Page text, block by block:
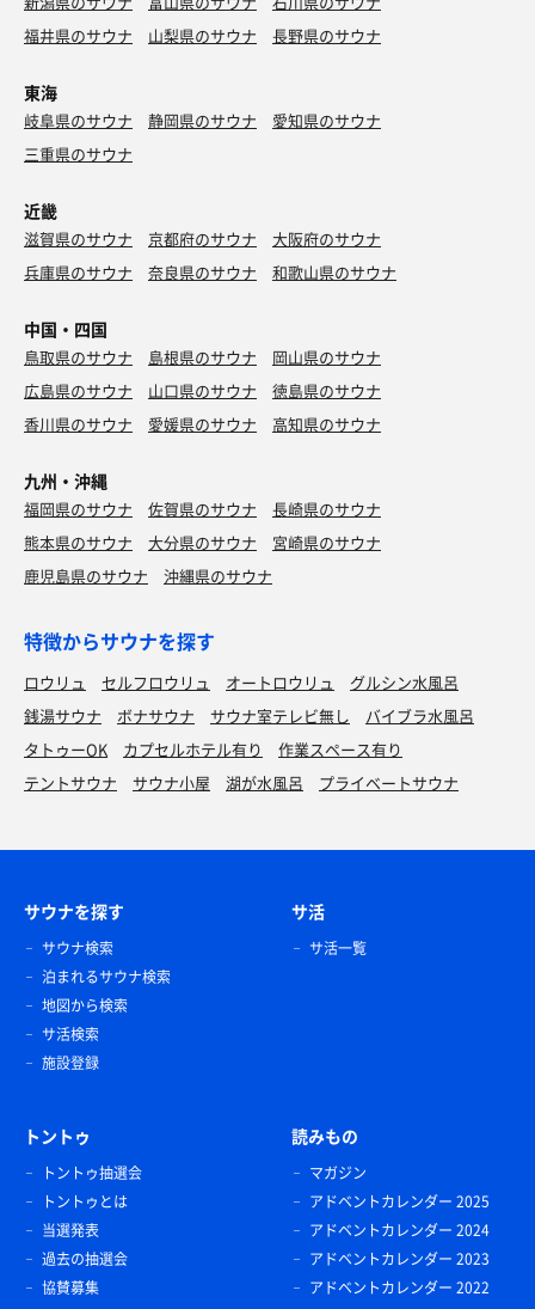
福井県のサウナ
山梨県のサウナ 長野県のサウナ
東海
岐阜県のサウナ 静岡県のサウナ
愛知県のサウナ
三重県のサウナ
近畿
滋賀県のサウナ 京都府のサウナ
大阪府のサウナ
兵庫県のサウナ
奈良県のサウナ 和歌山県のサウナ
中国・四国
鳥取県のサウナ 島根県のサウナ
岡山県のサウナ
広島県のサウナ
山口県のサウナ
徳島県のサウナ
香川県のサウナ
愛媛県のサウナ 高知県のサウナ
九州・沖縄
福岡県のサウナ 佐賀県のサウナ
長崎県のサウナ
熊本県のサウナ
大分県のサウナ
宮崎県のサウナ
鹿児島県のサウナ
沖縄県のサウナ
特徴からサウナを探す
ロウリュ セルフロウリュ オートロウリュ
グルシン水風呂
銭湯サウナ
ボナサウナ サウナ室テレビ無し
バイブラ水風呂
タトゥーOK
カプセルホテル有り
作業スペース有り
テントサウナ
サウナ小屋 湖が水風呂 プライベートサウナ
サウナを探す
サウナ検索
泊まれるサウナ検索
地図から検索
サ活検索
施設登録
サ活
サ活一覧
トントゥ
トントゥ抽選会
トントゥとは
当選発表
過去の抽選会
協賛募集
読みもの
マガジン
アドベントカレンダー 2025
アドベントカレンダー 2024
アドベントカレンダー 2023
アドベントカレンダー 2022